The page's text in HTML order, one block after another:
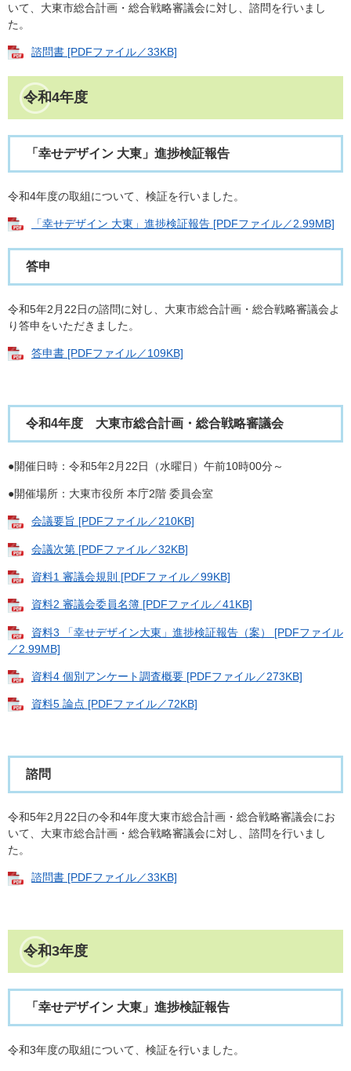
いて、大東市総合計画・総合戦略審議会に対し、諮問を行いまし
た。
諮問書 [PDFファイル／33KB]
令和4年度
「幸せデザイン 大東」進捗検証報告
令和4年度の取組について、検証を行いました。
「幸せデザイン 大東」進捗検証報告 [PDFファイル／2.99MB]
答申
令和5年2月22日の諮問に対し、大東市総合計画・総合戦略審議会よ
り答申をいただきました。
答申書 [PDFファイル／109KB]
令和4年度 大東市総合計画・総合戦略審議会
●開催日時：令和5年2月22日（水曜日）午前10時00分～
●開催場所：大東市役所 本庁2階 委員会室
会議要旨 [PDFファイル／210KB]
会議次第 [PDFファイル／32KB]
資料1 審議会規則 [PDFファイル／99KB]
資料2 審議会委員名簿 [PDFファイル／41KB]
資料3 「幸せデザイン大東」進捗検証報告（案） [PDFファイル
／2.99MB]
資料4 個別アンケート調査概要 [PDFファイル／273KB]
資料5 論点 [PDFファイル／72KB]
諮問
令和5年2月22日の令和4年度大東市総合計画・総合戦略審議会にお
いて、大東市総合計画・総合戦略審議会に対し、諮問を行いまし
た。
諮問書 [PDFファイル／33KB]
令和3年度
「幸せデザイン 大東」進捗検証報告
令和3年度の取組について、検証を行いました。